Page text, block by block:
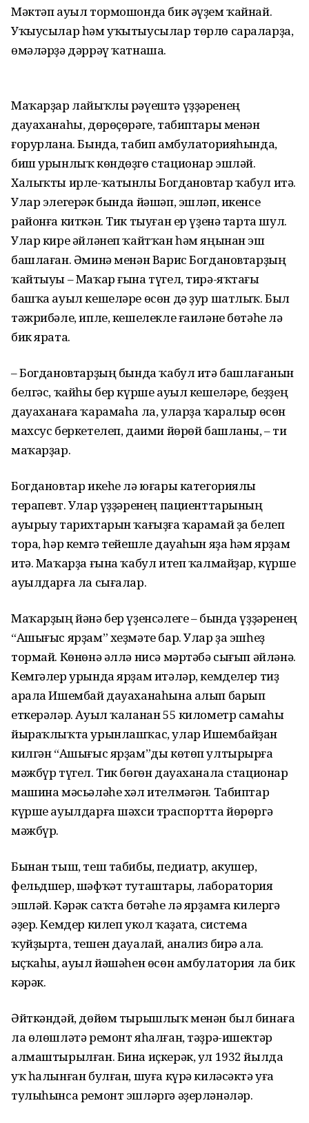
Мәктәп ауыл тормошонда бик әүҙем ҡайнай.
Уҡыусылар һәм уҡы­тыу­сылар төрлө сараларҙа,
өмәләрҙә дәррәү ҡатнаша.
Маҡарҙар лайыҡлы рәүештә үҙҙәренең
дауаханаһы, дөрөҫөрәге, табиптары менән
ғорурлана. Бында, табип амбулаторияһында,
биш урынлыҡ көндөҙгө стационар эшләй.
Халыҡты ирле-ҡатынлы Богдановтар ҡабул итә.
Улар элегерәк бында йәшәп, эшләп, икенсе
районға киткән. Тик тыуған ер үҙенә тарта шул.
Улар кире әйләнеп ҡайтҡан һәм яңынан эш
башлаған. Әминә менән Варис Богдановтарҙың
ҡайтыуы – Маҡар ғына түгел, тирә-яҡтағы
башҡа ауыл кешеләре өсөн дә ҙур шатлыҡ. Был
тәжрибәле, ипле, кешелекле ғаиләне бөтәһе лә
бик ярата.
– Богдановтарҙың бында ҡабул итә башлағанын
белгәс, ҡайһы бер күрше ауыл кешеләре, беҙҙең
дауа­ханаға ҡарамаһа ла, уларҙа ҡаралыр өсөн
махсус беркетелеп, даими йөрөй башланы, – ти
маҡарҙар.
Богдановтар икеһе лә юғары категориялы
терапевт. Улар үҙҙәренең пациенттарының
ауырыу тарихтарын ҡағыҙға ҡарамай ҙа белеп
тора, һәр кемгә тейешле дауаһын яҙа һәм ярҙам
итә. Маҡарҙа ғына ҡабул итеп ҡалмайҙар, күрше
ауылдарға ла сығалар.
Маҡарҙың йәнә бер үҙенсәлеге – бында үҙҙәренең
“Ашығыс ярҙам” хеҙмәте бар. Улар ҙа эшһеҙ
тормай. Көнөнә әллә нисә мәртәбә сығып әйләнә.
Кемгәлер урында ярҙам итәләр, кемделер тиҙ
арала Ишембай дауаханаһына алып барып
еткерәләр. Ауыл ҡаланан 55 километр самаһы
йыраҡлыҡта урынлашҡас, улар Ишем­байҙан
килгән “Ашығыс ярҙам”­ды көтөп ултырырға
мәжбүр түгел. Тик бөгөн дауаханала стационар
машина мәсьәләһе хәл ителмәгән. Табиптар
күрше ауылдарға шәхси траспортта йөрөргә
мәжбүр.
Бынан тыш, теш табибы, педиатр, акушер,
фельдшер, шәфҡәт туташтары, лаборатория
эшләй. Кәрәк саҡта бөтәһе лә ярҙамға килергә
әҙер. Кемдер килеп укол ҡаҙата, система
ҡуйҙырта, тешен дауалай, анализ бирә ала.
Ҡыҫҡаһы, ауыл йәшәһен өсөн амбулатория ла бик
кәрәк.
Әйткәндәй, дөйөм тырышлыҡ менән был бинаға
ла өлөшләтә ремонт яһалған, тәҙрә-ишектәр
алмаш­ты­рылған. Бина иҫкерәк, ул 1932 йылда
уҡ һалынған булған, шуға күрә киләсәктә уға
тулыһынса ремонт эшләргә әҙерләнәләр.